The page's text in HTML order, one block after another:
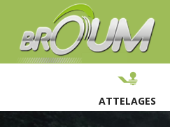
ATTELAGES